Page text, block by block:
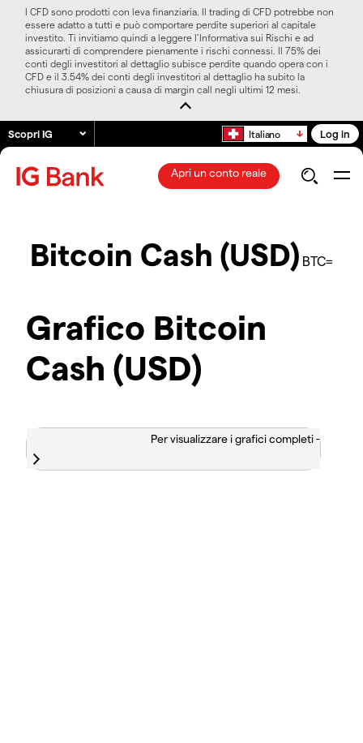
I CFD sono prodotti con leva finanziaria. Il trading di CFD potrebbe non
essere adatto a tutti e può comportare perdite superiori al capitale
investito. Ti invitiamo quindi a leggere l’Informativa sui Rischi e ad
assicurarti di comprendere pienamente i rischi connessi. Il 75% dei
conti degli investitori al dettaglio subisce perdite quando opera con i
CFD e il 3.54% dei conti degli investitori al dettaglio ha subito la
chiusura di posizioni a causa di margin call negli ultimi 12 mesi.
Scopri IG Italiano Log in
Apri un conto reale
Bitcoin Cash (USD) BTC=
Grafico Bitcoin
Cash (USD)
Per visualizzare i grafici completi -